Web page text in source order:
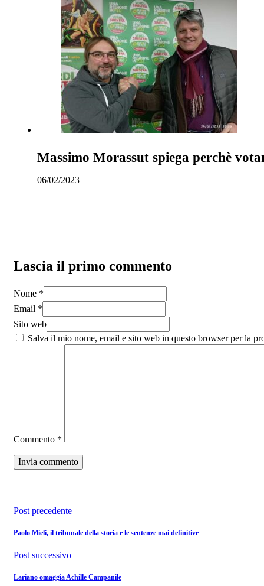
Massimo Morassut spiega perchè
06/02/2023
Lascia il primo commento
Nome *
Email *
Sito web
Salva il mio nome, email e sito web in questo browser per la
Commento *
Post precedente
Paolo Mieli, il tribunale della storia e le sentenze mai definitive
Post successivo
Lariano omaggia Achille Campanile